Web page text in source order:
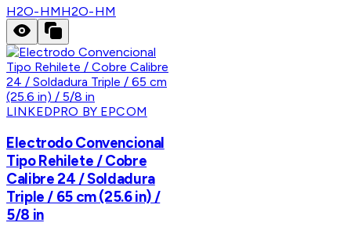
H2O-HMH2O-HM
LINKEDPRO BY EPCOM
Electrodo Convencional
Tipo Rehilete / Cobre
Calibre 24 / Soldadura
Triple / 65 cm (25.6 in) /
5/8 in